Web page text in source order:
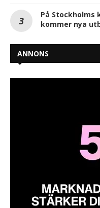
På Stockholms
kommer nya
ANNONS